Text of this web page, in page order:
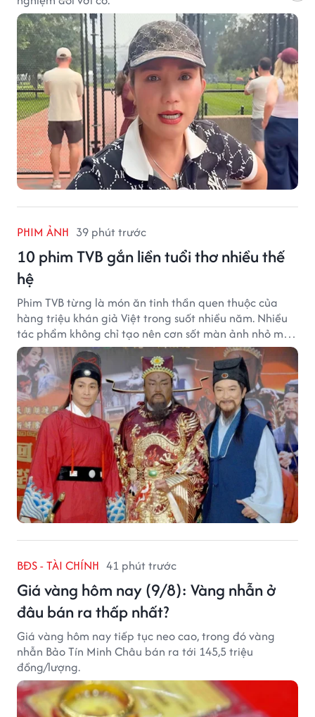
PHIM ẢNH 39 phút trước
10 phim TVB gắn liền tuổi thơ nhiều thế
hệ
Phim TVB từng là món ăn tinh thần quen thuộc của
hàng triệu khán giả Việt trong suốt nhiều năm. Nhiều
tác phẩm không chỉ tạo nên cơn sốt màn ảnh nhỏ mà
còn trở thành ký ức khó quên của cả một thế hệ.
BĐS - TÀI CHÍNH 41 phút trước
Giá vàng hôm nay (9/8): Vàng nhẫn ở
đâu bán ra thấp nhất?
Giá vàng hôm nay tiếp tục neo cao, trong đó vàng
nhẫn Bảo Tín Minh Châu bán ra tới 145,5 triệu
đồng/lượng.